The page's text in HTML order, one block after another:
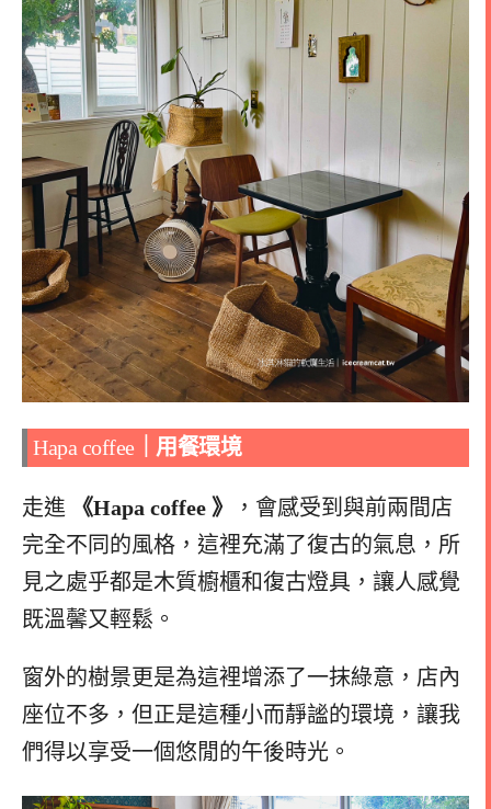
Hapa coffee 用餐環境
走進 《Hapa coffee 》
，會感受到與前兩間店
完全不同的風格，這裡充滿了復古的氣息，所
見之處乎都是木質櫥櫃和復古燈具，讓人感覺
既溫馨又輕鬆。
窗外的樹景更是為這裡增添了一抹綠意，店內
座位不多，但正是這種小而靜謐的環境，讓我
們得以享受一個悠閒的午後時光。